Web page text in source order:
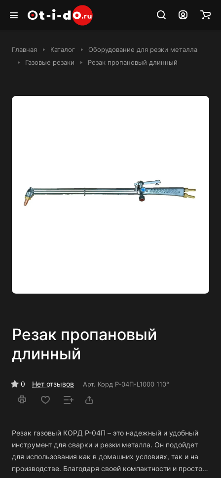
Главная Каталог
Оборудование для резки металла
Газовые резаки
Резак пропановый длинный
Резак пропановый
длинный
0 Нет отзывов Арт. Корд Р-04П-L1000 110°
Резак газовый КОРД Р-04П – это надежный и удобный
инструмент для сварки и резки металла. Он подойдет
для использования как в домашних условиях, так и на
производстве. Благодаря своей компактности и простоте